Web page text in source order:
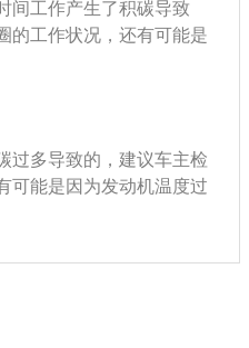
或加、减垫片的方法消
间工作产生了积碳导致
的工作状况，还有可能是
现抖动的现象，建议及
产生的积碳长时间附着
的积碳会吸收一部分燃
的现象，这就需要及时清
如果在持续高温的状态下
长时间不更换的话，火
过多导致的，建议车主检
可能是因为发动机温度过
象，建议及时停车检
这种状态下，发动机就会